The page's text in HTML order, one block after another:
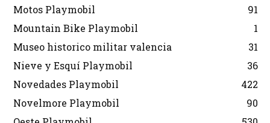
Motos Playmobil
91
Mountain Bike Playmobil
1
Museo historico militar valencia
31
Nieve y Esquí Playmobil
36
Novedades Playmobil
422
Novelmore Playmobil
90